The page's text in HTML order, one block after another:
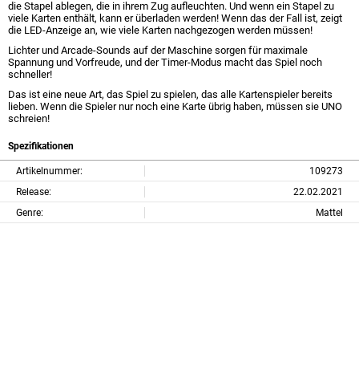
die Stapel ablegen, die in ihrem Zug aufleuchten. Und wenn ein Stapel zu
viele Karten enthält, kann er überladen werden! Wenn das der Fall ist, zeigt
die LED-Anzeige an, wie viele Karten nachgezogen werden müssen!
Lichter und Arcade-Sounds auf der Maschine sorgen für maximale
Spannung und Vorfreude, und der Timer-Modus macht das Spiel noch
schneller!
Das ist eine neue Art, das Spiel zu spielen, das alle Kartenspieler bereits
lieben. Wenn die Spieler nur noch eine Karte übrig haben, müssen sie UNO
schreien!
Spezifikationen
Artikelnummer:
109273
Release:
22.02.2021
Genre:
Mattel